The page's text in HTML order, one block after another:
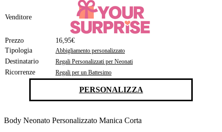
Venditore
Prezzo
16,95€
Tipologia
Abbigliamento personalizzato
Destinatario Regali Personalizzati per Neonati
Ricorrenze Regali per un Battesimo
PERSONALIZZA
Body Neonato Personalizzato Manica Corta